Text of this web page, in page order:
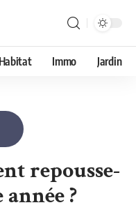
Habitat Immo Jardin
repousse-
?